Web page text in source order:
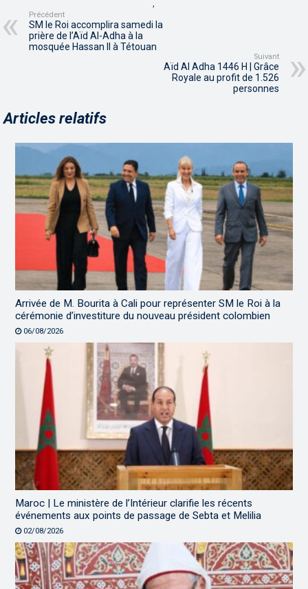
,
Précédent
SM le Roi accomplira samedi la
prière de l’Aïd Al-Adha à la
mosquée Hassan II à Tétouan
Suivant
Aïd Al Adha 1446 H | Grâce
Royale au profit de 1.526
personnes
Articles relatifs
Arrivée de M. Bourita à Cali pour représenter SM le Roi à la
cérémonie d’investiture du nouveau président colombien
06/08/2026
Maroc | Le ministère de l’Intérieur clarifie les récents
événements aux points de passage de Sebta et Melilia
02/08/2026